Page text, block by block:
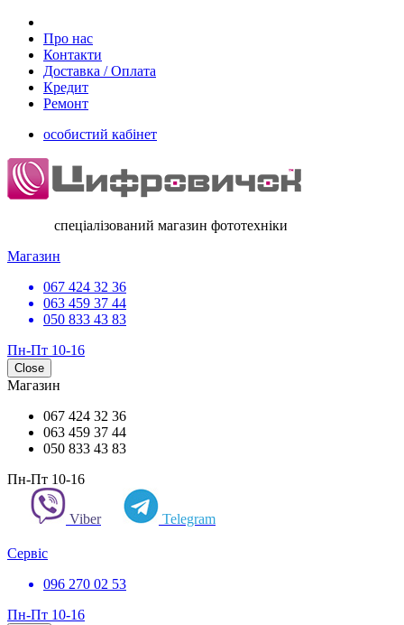
Про нас
Контакти
Доставка / Оплата
Кредит
Ремонт
особистий кабінет
спеціалізований магазин фототехніки
Магазин
067 424 32 36
063 459 37 44
050 833 43 83
Пн-Пт 10-16
Close
Магазин
067 424 32 36
063 459 37 44
050 833 43 83
Пн-Пт 10-16
Viber Telegram
Сервіс
096 270 02 53
Пн-Пт 10-16